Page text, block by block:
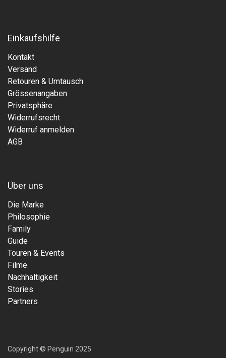
Einkaufshilfe
Kontakt
Versand
Retouren & Umtausch
Grössenangaben
Privatsphäre
Widerrufsrecht
Widerruf anmelden
AGB
Über uns
Die Marke
Philosophie
Family
Guide
Touren & Events
Filme
Nachhaltigkeit
Stories
Partners
Copyright © Penguin 2025